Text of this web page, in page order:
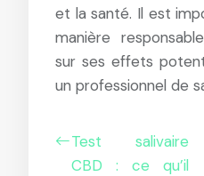
et la santé. Il est
manière
sur ses effets
un professionnel de
Test salivaire
CBD : ce qu’il